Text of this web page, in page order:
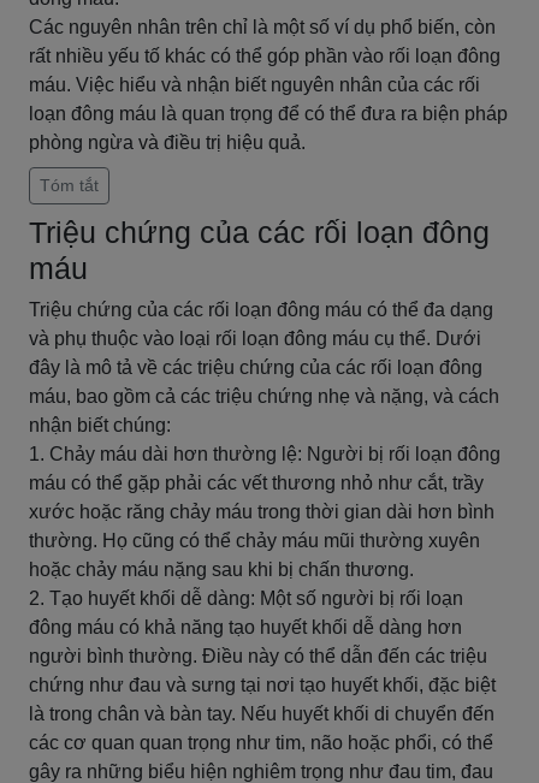
Các nguyên nhân trên chỉ là một số ví dụ phổ biến, còn
rất nhiều yếu tố khác có thể góp phần vào rối loạn đông
máu. Việc hiểu và nhận biết nguyên nhân của các rối
loạn đông máu là quan trọng để có thể đưa ra biện pháp
phòng ngừa và điều trị hiệu quả.
Tóm tắt
Triệu chứng của các rối loạn đông
máu
Triệu chứng của các rối loạn đông máu có thể đa dạng
và phụ thuộc vào loại rối loạn đông máu cụ thể. Dưới
đây là mô tả về các triệu chứng của các rối loạn đông
máu, bao gồm cả các triệu chứng nhẹ và nặng, và cách
nhận biết chúng:
1. Chảy máu dài hơn thường lệ: Người bị rối loạn đông
máu có thể gặp phải các vết thương nhỏ như cắt, trầy
xước hoặc răng chảy máu trong thời gian dài hơn bình
thường. Họ cũng có thể chảy máu mũi thường xuyên
hoặc chảy máu nặng sau khi bị chấn thương.
2. Tạo huyết khối dễ dàng: Một số người bị rối loạn
đông máu có khả năng tạo huyết khối dễ dàng hơn
người bình thường. Điều này có thể dẫn đến các triệu
chứng như đau và sưng tại nơi tạo huyết khối, đặc biệt
là trong chân và bàn tay. Nếu huyết khối di chuyển đến
các cơ quan quan trọng như tim, não hoặc phổi, có thể
gây ra những biểu hiện nghiêm trọng như đau tim, đau